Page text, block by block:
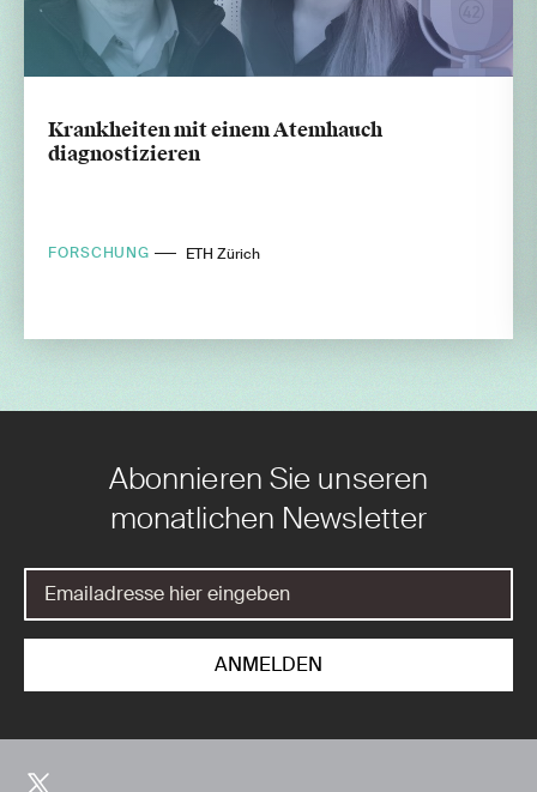
Krankheiten mit einem Atemhauch
diagnostizieren
FORSCHUNG ETH Zürich
Abonnieren Sie unseren
monatlichen Newsletter